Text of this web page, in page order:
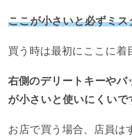
ここが小さいと必ずミ
買う時は最初にここに着
右側のデリートキーやバ
が小さいと使いにくいで
お店で買う場合、店員は